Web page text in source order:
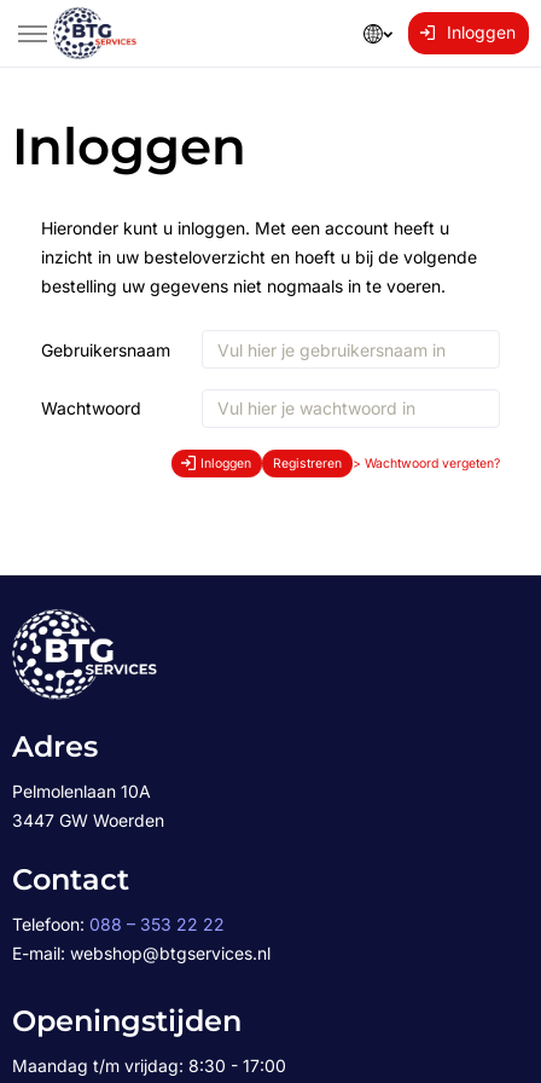
Inloggen
Inloggen
Hieronder kunt u inloggen. Met een account heeft u
inzicht in uw besteloverzicht en hoeft u bij de volgende
bestelling uw gegevens niet nogmaals in te voeren.
Gebruikersnaam
Wachtwoord
Inloggen Registreren > Wachtwoord vergeten?
Adres
Pelmolenlaan 10A
3447 GW Woerden
Contact
Telefoon: 088 – 353 22 22
E-mail: webshop@btgservices.nl
Openingstijden
Maandag t/m vrijdag: 8:30 - 17:00